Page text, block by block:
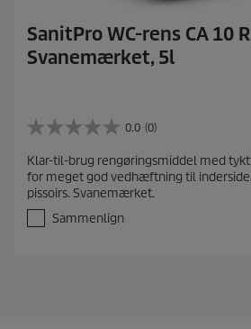
SanitPro WC-rens CA 10
Svanemærket, 5l
0.0 (0)
0
0
u
d
f
Klar-til-brug rengøringsmiddel med
for meget god vedhæftning til
pissoirs. Svanemærket.
Sammenlign